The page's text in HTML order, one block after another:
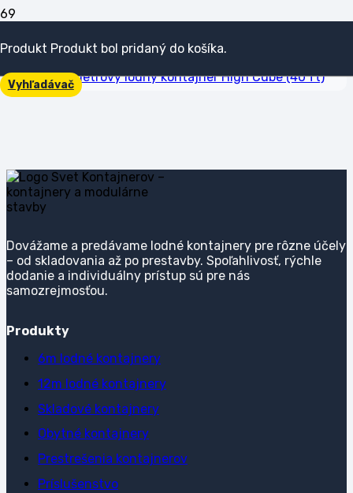
Produkt Produkt bol pridaný do košíka.
Vyhľadávač
Kontajnery 12m
Dovážame a predávame lodné kontajnery pre rôzne účely
– od skladovania až po prestavby. Spoľahlivosť, rýchle
dodanie a individuálny prístup sú pre nás
samozrejmosťou.
Produkty
6m lodné kontajnery
12m lodné kontajnery
Skladové kontajnery
Obytné kontajnery
Prestrešenia kontajnerov
Príslušenstvo